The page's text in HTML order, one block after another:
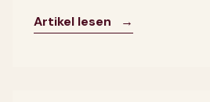
Artikel lesen
→